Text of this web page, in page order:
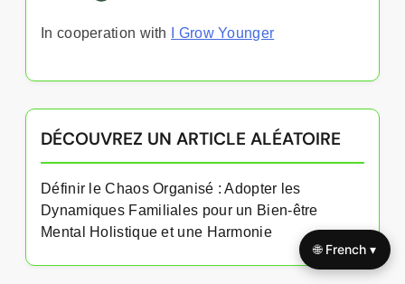
In cooperation with I Grow Younger
DÉCOUVREZ UN ARTICLE ALÉATOIRE
Définir le Chaos Organisé : Adopter les
Dynamiques Familiales pour un Bien-être
Mental Holistique et une Harmonie
🌐 French ▾